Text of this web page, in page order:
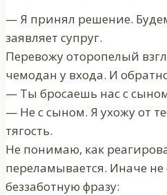
— Я принял решение.
заявляет супруг.
Перевожу оторопелый
чемодан у входа. И
— Ты бросаешь нас с
— Не с сыном. Я ухожу от
тягость.
Не понимаю, как
переламывается. Иначе
беззаботную фразу: